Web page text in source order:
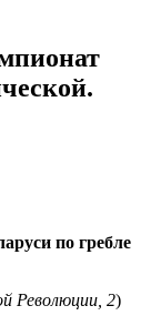
Революции, 2)